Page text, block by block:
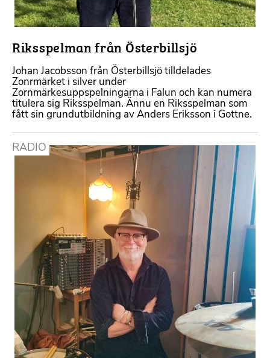
Riksspelman från Österbillsjö
Johan Jacobsson från Österbillsjö tilldelades
Zonrmärket i silver under
Zornmärkesuppspelningarna i Falun och kan numera
titulera sig Riksspelman. Ännu en Riksspelman som
fått sin grundutbildning av Anders Eriksson i Gottne.
RADIO